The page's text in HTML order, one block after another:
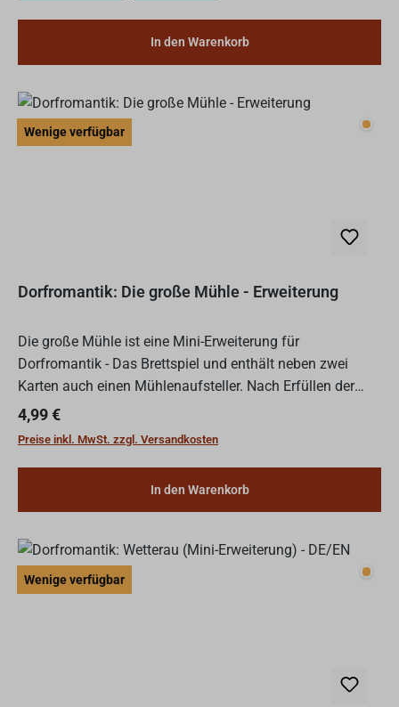
In den Warenkorb
Wenige verfügbar
Dorfromantik: Die große Mühle - Erweiterung
Die große Mühle ist eine Mini-Erweiterung für
Dorfromantik - Das Brettspiel und enthält neben zwei
Karten auch einen Mühlenaufsteller. Nach Erfüllen der
Mühlenaufgabe ist der Erfolg freigespielt, mit dem durch
clevere...
Regulärer Preis:
4,99 €
Preise inkl. MwSt. zzgl. Versandkosten
In den Warenkorb
Wenige verfügbar